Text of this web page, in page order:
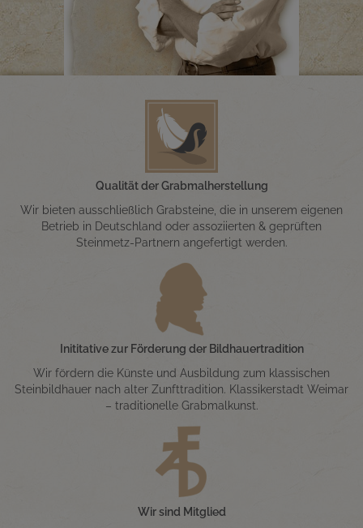
Qualität der Grabmalherstellung
Wir bieten ausschließlich Grabsteine, die in unserem eigenen
Betrieb in Deutschland oder assoziierten & geprüften
Steinmetz-Partnern angefertigt werden.
Inititative zur Förderung der Bildhauertradition
Wir fördern die Künste und Ausbildung zum klassischen
Steinbildhauer nach alter Zunfttradition. Klassikerstadt Weimar
– traditionelle Grabmalkunst.
Wir sind Mitglied